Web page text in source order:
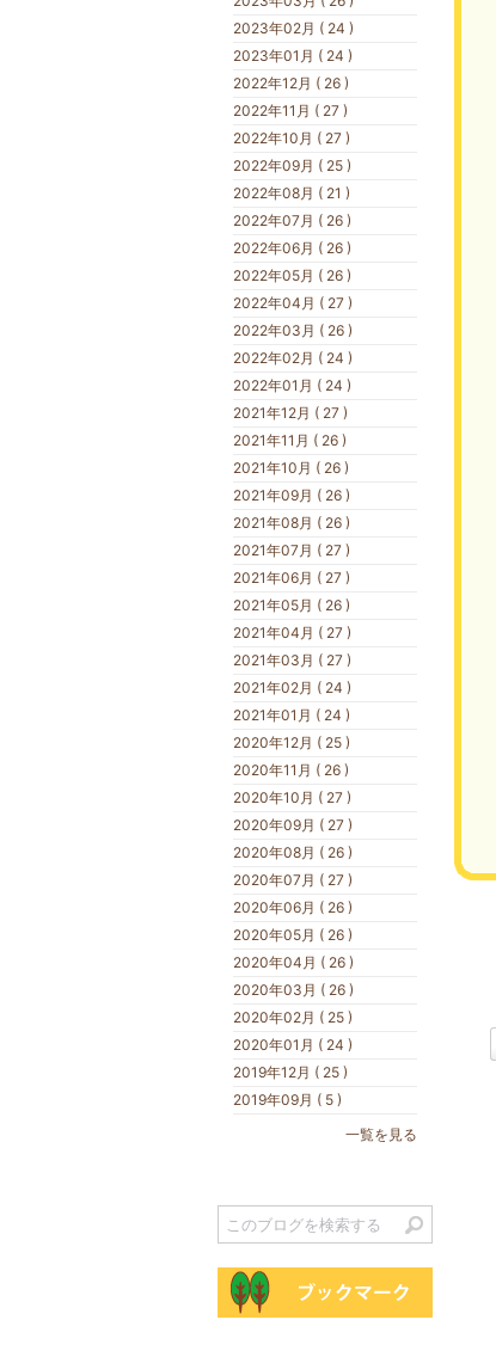
2023年02月 ( 24 )
2023年01月 ( 24 )
2022年12月 ( 26 )
2022年11月 ( 27 )
2022年10月 ( 27 )
2022年09月 ( 25 )
2022年08月 ( 21 )
2022年07月 ( 26 )
2022年06月 ( 26 )
2022年05月 ( 26 )
2022年04月 ( 27 )
2022年03月 ( 26 )
2022年02月 ( 24 )
2022年01月 ( 24 )
2021年12月 ( 27 )
2021年11月 ( 26 )
2021年10月 ( 26 )
2021年09月 ( 26 )
2021年08月 ( 26 )
2021年07月 ( 27 )
2021年06月 ( 27 )
2021年05月 ( 26 )
2021年04月 ( 27 )
2021年03月 ( 27 )
2021年02月 ( 24 )
2021年01月 ( 24 )
2020年12月 ( 25 )
2020年11月 ( 26 )
2020年10月 ( 27 )
2020年09月 ( 27 )
2020年08月 ( 26 )
2020年07月 ( 27 )
2020年06月 ( 26 )
2020年05月 ( 26 )
2020年04月 ( 26 )
2020年03月 ( 26 )
2020年02月 ( 25 )
2020年01月 ( 24 )
2019年12月 ( 25 )
2019年09月 ( 5 )
一覧を見る